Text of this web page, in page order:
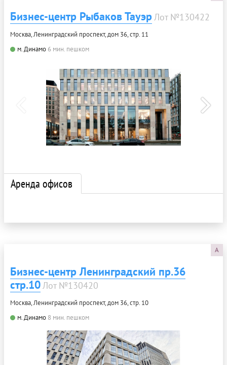
Бизнес-центр Рыбаков ТауэрЛот №130422
Москва, Ленинградский проспект, дом 36, стр. 11
м. Динамо 6 мин. пешком
Аренда офисов
A
Бизнес-центр Ленинградский пр.36
стр.10Лот №130420
Москва, Ленинградский проспект, дом 36, стр. 10
м. Динамо 8 мин. пешком